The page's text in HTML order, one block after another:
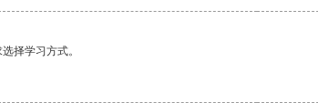
择学习方式。